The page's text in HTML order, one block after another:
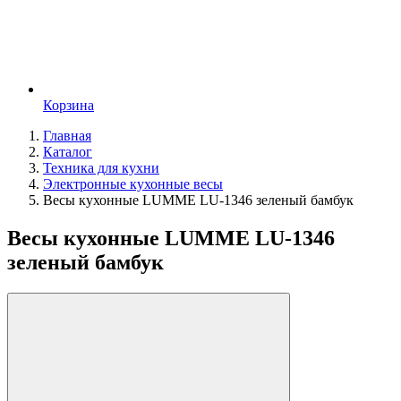
Корзина
Главная
Каталог
Техника для кухни
Электронные кухонные весы
Весы кухонные LUMME LU-1346 зеленый бамбук
Весы кухонные LUMME LU-1346
зеленый бамбук